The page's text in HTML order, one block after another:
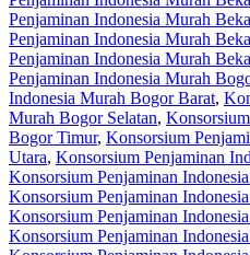
Penjaminan Indonesia Murah
Penjaminan Indonesia Murah
Penjaminan Indonesia Murah
Penjaminan Indonesia Murah
Indonesia Murah Bogor Barat,
Murah Bogor Selatan,
Bogor Timur, Konsorsium
Utara, Konsorsium Penjaminan
Konsorsium Penjaminan
Konsorsium Penjaminan
Konsorsium Penjaminan
Konsorsium Penjaminan